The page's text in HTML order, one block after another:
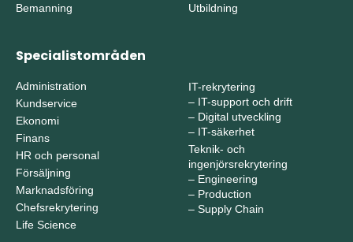
Bemanning
Utbildning
Specialistområden
Administration
Kundservice
Ekonomi
Finans
HR och personal
Försäljning
Marknadsföring
Chefsrekrytering
Life Science
IT-rekrytering
– IT-support och drift
– Digital utveckling
– IT-säkerhet
Teknik- och
ingenjörsrekrytering
– Engineering
– Production
– Supply Chain